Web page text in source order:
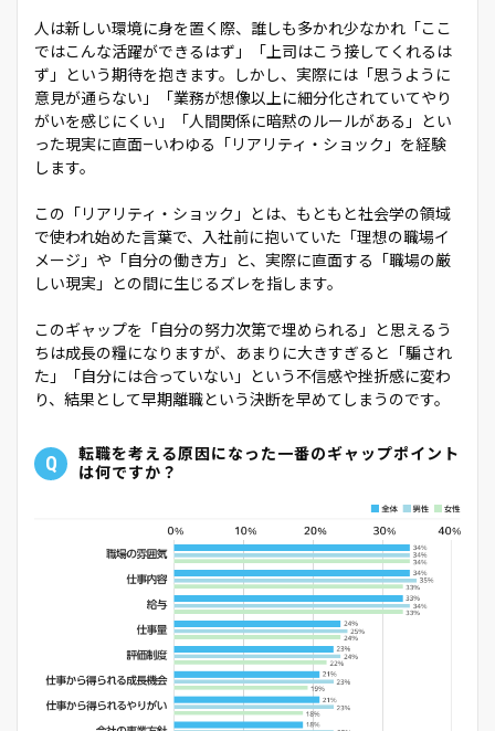
人は新しい環境に身を置く際、誰しも多かれ少なかれ「ここ
ではこんな活躍ができるはず」「上司はこう接してくれるは
ず」という期待を抱きます。しかし、実際には「思うように
意見が通らない」「業務が想像以上に細分化されていてやり
がいを感じにくい」「人間関係に暗黙のルールがある」とい
った現実に直面—いわゆる「リアリティ・ショック」を経験
します。
この「リアリティ・ショック」とは、もともと社会学の領域
で使われ始めた言葉で、入社前に抱いていた「理想の職場イ
メージ」や「自分の働き方」と、実際に直面する「職場の厳
しい現実」との間に生じるズレを指します。
このギャップを「自分の努力次第で埋められる」と思えるう
ちは成長の糧になりますが、あまりに大きすぎると「騙され
た」「自分には合っていない」という不信感や挫折感に変わ
り、結果として早期離職という決断を早めてしまうのです。
Q
転職を考える原因になった一番のギャップポイント
は何ですか？